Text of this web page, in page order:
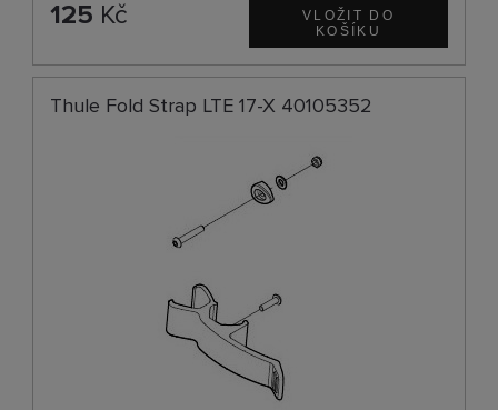
125 Kč
Thule Fold Strap LTE 17-X 40105352